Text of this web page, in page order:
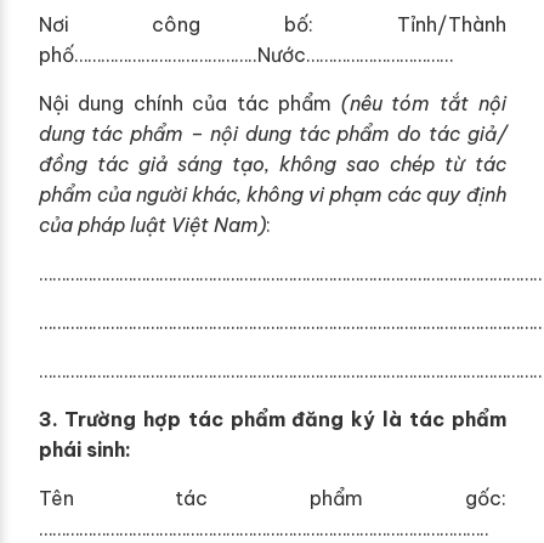
Nơi công bố: Tỉnh/Thành
phố…………………………………..Nước……………………………
Nội dung chính của tác phẩm (nêu tóm tắt nội
dung tác phẩm – nội dung tác phẩm do tác giả/
đồng tác giả sáng tạo, không sao chép từ tác
phẩm của người khác, không vi phạm các quy định
của pháp luật Việt Nam):
3. Trường hợp tác phẩm đăng ký là tác phẩm
phái sinh:
Tên tác phẩm gốc:
………………………………………………………………………………………..